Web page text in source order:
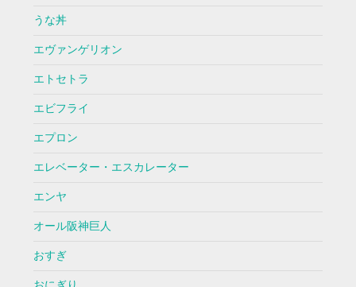
うな丼
エヴァンゲリオン
エトセトラ
エビフライ
エプロン
エレベーター・エスカレーター
エンヤ
オール阪神巨人
おすぎ